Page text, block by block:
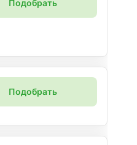
Подобрать
Подобрать